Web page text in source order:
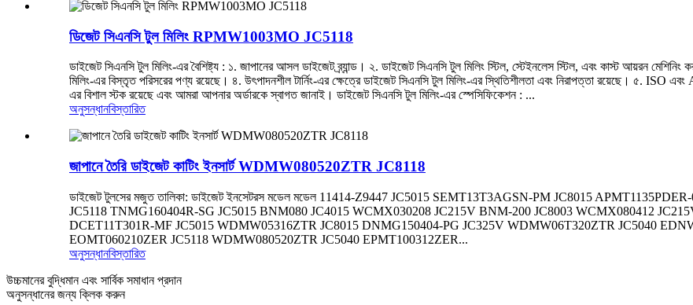
ডিজেট সিএনসি টুল মিলিং RPMW1003MO JC5118
ডাইজেট সিএনসি টুল মিলিং-এর বৈশিষ্ট্য : ১. জাপানের আসল ডাইজেট ব্র্যান্ড। ২. ডাইজেট সিএনসি টুল মিলিং স্টিল, স্টেইনলেস স্টিল, এবং কাস্ট আয়রন
মিলিং-এর বিস্তৃত পরিসরের পণ্য রয়েছে। ৪. উৎপাদনশীল টার্নিং-এর ক্ষেত্রে ডাইজেট সিএনসি টুল মিলিং-এর স্থিতিশীলতা এবং নিরাপত্তা রয়েছে। ৫. ISO
এর বিশাল স্টক রয়েছে এবং আমরা আপনার অর্ডারকে স্বাগত জানাই। ডাইজেট সিএনসি টুল মিলিং-এর স্পেসিফিকেশন : ...
অনুসন্ধানবিস্তারিত
জাপানে তৈরি ডাইজেট কাটিং ইনসার্ট WDMW080520ZTR JC8118
ডাইজেট টুলসের মজুত তালিকা: ডাইজেট ইনসেটরস মডেল মডেল 11414-Z9447 JC5015 SEMT13T3AGSN-PM JC8015
JC5118 TNMG160404R-SG JC5015 BNM080 JC4015 WCMX030208 JC215V BNM-200 JC8003 WCMX080412
DCET11T301R-MF JC5015 WDMW05316ZTR JC8015 DNMG150404-PG JC325V WDMW06T320ZTR JC5040
EOMT060210ZER JC5118 WDMW080520ZTR JC5040 EPMT100312ZER...
অনুসন্ধানবিস্তারিত
উচ্চমানের বুদ্ধিমান এবং সার্বিক সমাধান প্রদান
অনুসন্ধানের জন্য ক্লিক করুন